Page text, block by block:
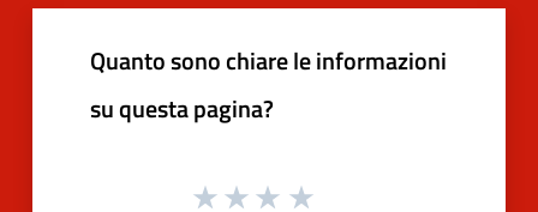
Quanto sono chiare le informazioni
su questa pagina?